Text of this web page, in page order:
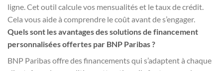
ligne. Cet outil calcule vos mensualités et le taux de crédit.
Cela vous aide à comprendre le coût avant de s’engager.
Quels sont les avantages des solutions de financement
personnalisées offertes par BNP Paribas ?
BNP Paribas offre des financements qui s’adaptent à chaque